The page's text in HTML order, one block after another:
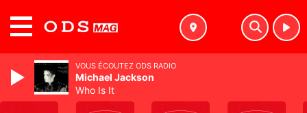
VOUS ÉCOUTEZ ODS RADIO
Michael Jackson
Who Is It